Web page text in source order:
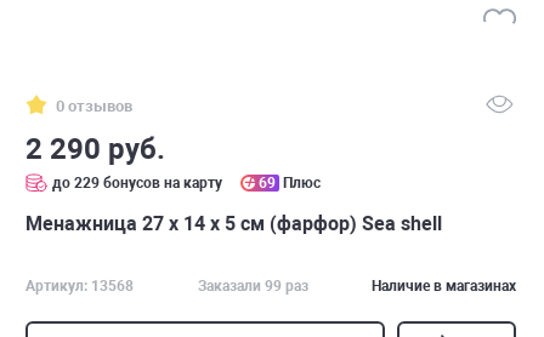
0 отзывов
2 290 руб.
до 229 бонусов на карту 69 Плюс
Менажница 27 х 14 х 5 см (фарфор) Sea shell
Артикул: 13568 Заказали 99 раз Наличие в магазинах